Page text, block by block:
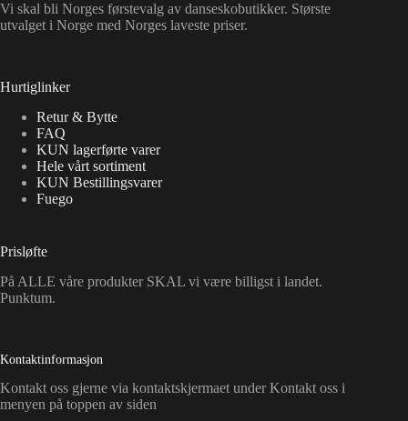
Vi skal bli Norges førstevalg av danseskobutikker. Største
utvalget i Norge med Norges laveste priser.
Hurtiglinker
Retur & Bytte
FAQ
KUN lagerførte varer
Hele vårt sortiment
KUN Bestillingsvarer
Fuego
Prisløfte
På ALLE våre produkter SKAL vi være billigst i landet.
Punktum.
Kontaktinformasjon
Kontakt oss gjerne via kontaktskjermaet under Kontakt oss i
menyen på toppen av siden